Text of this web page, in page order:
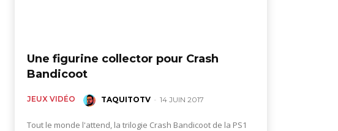
Une figurine collector pour Crash
Bandicoot
JEUX VIDÉO TAQUITOTV - 14 JUIN 2017
Tout le monde l'attend, la trilogie Crash Bandicoot de la PS1